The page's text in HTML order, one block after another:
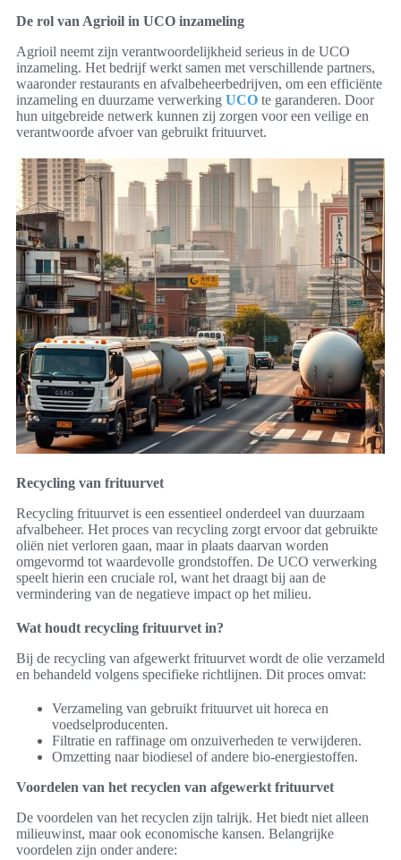
De rol van Agrioil in UCO inzameling
Agrioil neemt zijn verantwoordelijkheid serieus in de UCO
inzameling. Het bedrijf werkt samen met verschillende partners,
waaronder restaurants en afvalbeheerbedrijven, om een efficiënte
inzameling en duurzame verwerking UCO te garanderen. Door
hun uitgebreide netwerk kunnen zij zorgen voor een veilige en
verantwoorde afvoer van gebruikt frituurvet.
Recycling van frituurvet
Recycling frituurvet is een essentieel onderdeel van duurzaam
afvalbeheer. Het proces van recycling zorgt ervoor dat gebruikte
oliën niet verloren gaan, maar in plaats daarvan worden
omgevormd tot waardevolle grondstoffen. De UCO verwerking
speelt hierin een cruciale rol, want het draagt bij aan de
vermindering van de negatieve impact op het milieu.
Wat houdt recycling frituurvet in?
Bij de recycling van afgewerkt frituurvet wordt de olie verzameld
en behandeld volgens specifieke richtlijnen. Dit proces omvat:
Verzameling van gebruikt frituurvet uit horeca en
voedselproducenten.
Filtratie en raffinage om onzuiverheden te verwijderen.
Omzetting naar biodiesel of andere bio-energiestoffen.
Voordelen van het recyclen van afgewerkt frituurvet
De voordelen van het recyclen zijn talrijk. Het biedt niet alleen
milieuwinst, maar ook economische kansen. Belangrijke
voordelen zijn onder andere: